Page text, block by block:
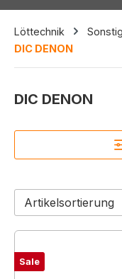
Löttechnik
DIC DENON
DIC DENON
Sale